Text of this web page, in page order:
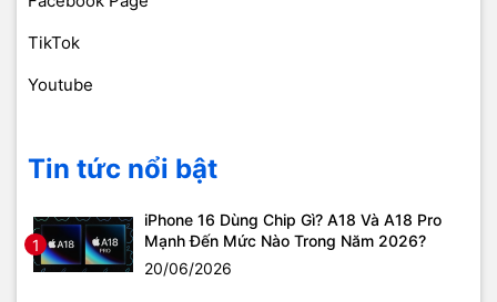
TikTok
Youtube
Tin tức nổi bật
1
iPhone 16 Dùng Chip Gì? A18 Và A18 Pro
Mạnh Đến Mức Nào Trong Năm 2026?
20/06/2026